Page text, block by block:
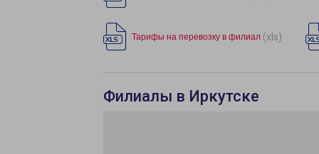
Тарифы на перевозку в филиал (xls)
Филиалы в Иркутске